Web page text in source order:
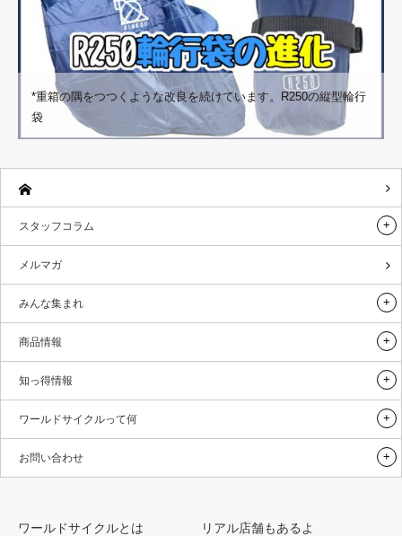
*重箱の隅をつつくような改良を続けています。R250の縦型輪行
袋
スタッフコラム
メルマガ
みんな集まれ
商品情報
知っ得情報
ワールドサイクルって何
お問い合わせ
ワールドサイクルとは リアル店舗もあるよ